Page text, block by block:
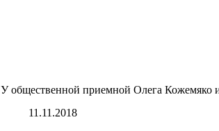
У общественной приемной Олега Кожемяко
11.11.2018